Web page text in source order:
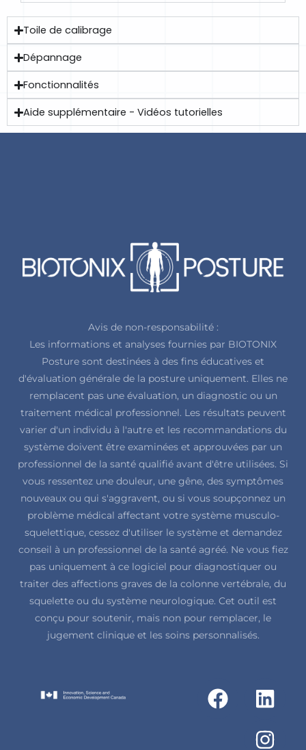
Toile de calibrage
Dépannage
Fonctionnalités
Aide supplémentaire - Vidéos tutorielles
Avis de non-responsabilité :
Les informations et analyses fournies par BIOTONIX
Posture sont destinées à des fins éducatives et
d'évaluation générale de la posture uniquement. Elles ne
remplacent pas une évaluation, un diagnostic ou un
traitement médical professionnel. Les résultats peuvent
varier d'un individu à l'autre et les recommandations du
système doivent être examinées et approuvées par un
professionnel de la santé qualifié avant d'être utilisées. Si
vous ressentez une douleur, une gêne, des symptômes
nouveaux ou qui s'aggravent, ou si vous soupçonnez un
problème médical affectant votre système musculo-
squelettique, cessez d'utiliser le système et demandez
conseil à un professionnel de la santé agréé. Ne vous fiez
pas uniquement à ce logiciel pour diagnostiquer ou
traiter des affections graves de la colonne vertébrale, du
squelette ou du système neurologique. Cet outil est
conçu pour soutenir, mais non pour remplacer, le
jugement clinique et les soins personnalisés.
F
a
L
i
n
I
n
s